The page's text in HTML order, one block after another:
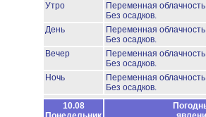
Утро
Переменная
Без осадков.
День
Переменная
Без осадков.
Вечер
Переменная
Без осадков.
Ночь
Переменная
Без осадков.
10.08